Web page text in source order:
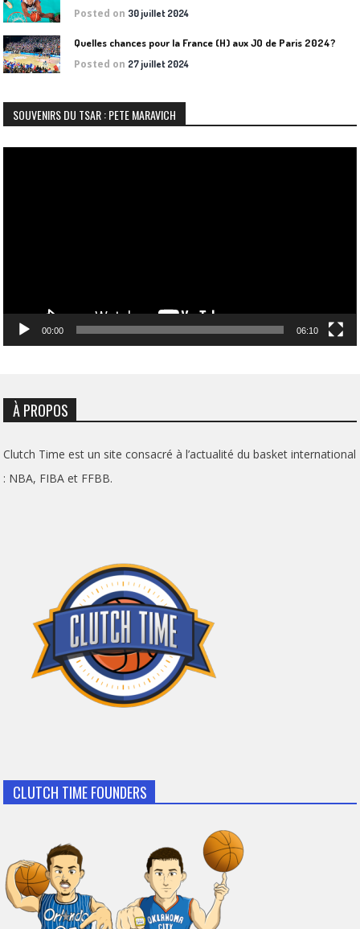
Posted on 30 juillet 2024
Quelles chances pour la France (H) aux JO de Paris 2024?
Posted on 27 juillet 2024
SOUVENIRS DU TSAR : PETE MARAVICH
00:00 06:10
À PROPOS
Clutch Time est un site consacré à l’actualité du basket international
: NBA, FIBA et FFBB.
CLUTCH TIME FOUNDERS